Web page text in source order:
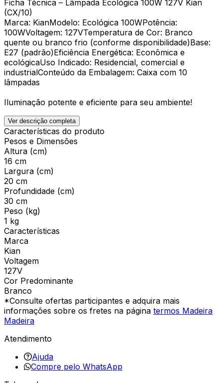
Ficha Técnica – Lâmpada Ecológica 100W 127V Kian
(CX/10)
Marca: KianModelo: Ecológica 100WPotência:
100WVoltagem: 127VTemperatura de Cor: Branco
quente ou branco frio (conforme disponibilidade)Base:
E27 (padrão)Eficiência Energética: Econômica e
ecológicaUso Indicado: Residencial, comercial e
industrialConteúdo da Embalagem: Caixa com 10
lâmpadas
Iluminação potente e eficiente para seu ambiente!
Ver descrição completa
Características do produto
Pesos e Dimensões
Altura (cm)
16 cm
Largura (cm)
20 cm
Profundidade (cm)
30 cm
Peso (kg)
1 kg
Características
Marca
Kian
Voltagem
127V
Cor Predominante
Branco
*Consulte ofertas participantes e adquira mais
informações sobre os fretes na página termos Madeira
Madeira
Atendimento
Ajuda
Compre pelo WhatsApp